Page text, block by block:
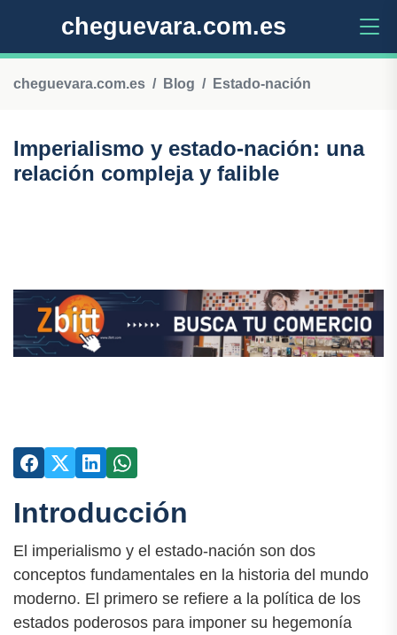
cheguevara.com.es
cheguevara.com.es Blog Estado-nación
Imperialismo y estado-nación: una
relación compleja y falible
Introducción
El imperialismo y el estado-nación son dos
conceptos fundamentales en la historia del mundo
moderno. El primero se refiere a la política de los
estados poderosos para imponer su hegemonía